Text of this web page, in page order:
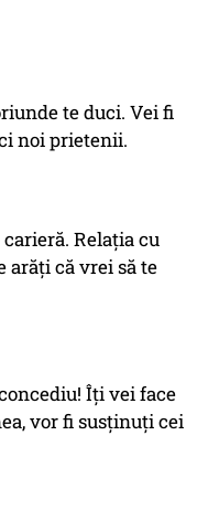
te duci. Vei fi
noi prietenii.
Relația cu
arăți că vrei să te
Îți vei face
vor fi susținuți cei